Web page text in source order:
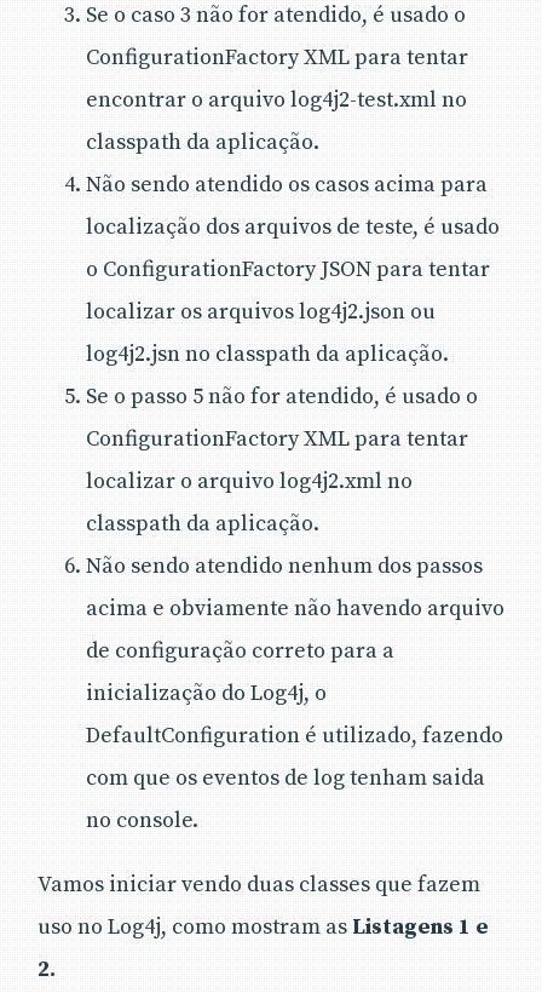
Se o caso 3 não for atendido, é usado o
ConfigurationFactory XML para tentar
encontrar o arquivo log4j2-test.xml no
classpath da aplicação.
Não sendo atendido os casos acima para
localização dos arquivos de teste, é usado
o ConfigurationFactory JSON para tentar
localizar os arquivos log4j2.json ou
log4j2.jsn no classpath da aplicação.
Se o passo 5 não for atendido, é usado o
ConfigurationFactory XML para tentar
localizar o arquivo log4j2.xml no
classpath da aplicação.
Não sendo atendido nenhum dos passos
acima e obviamente não havendo arquivo
de configuração correto para a
inicialização do Log4j, o
DefaultConfiguration é utilizado, fazendo
com que os eventos de log tenham saida
no console.
Vamos iniciar vendo duas classes que fazem
uso no Log4j, como mostram as Listagens 1 e
2.